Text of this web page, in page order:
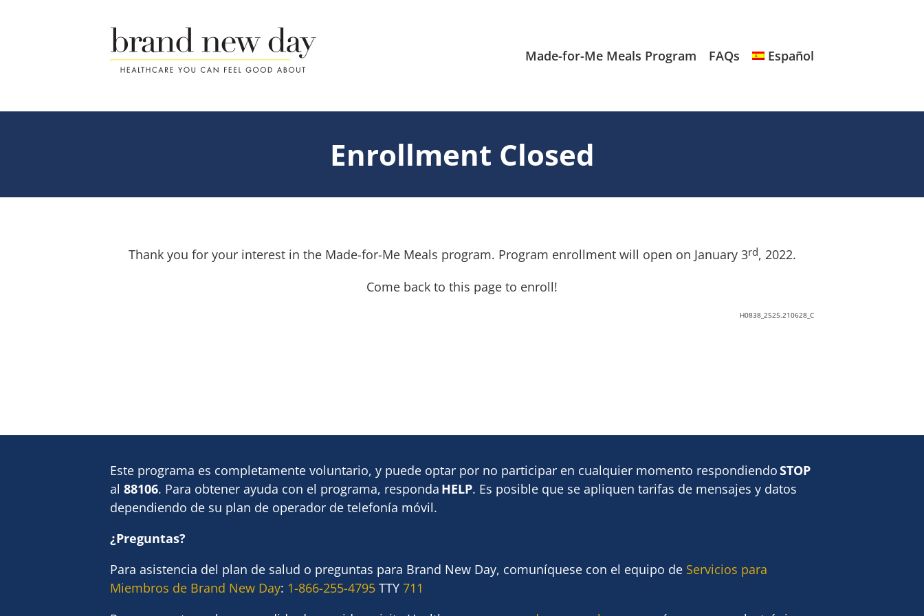
Made-for-Me Meals Program FAQs Español
Enrollment Closed
Thank you for your interest in the Made-for-Me Meals program. Program enrollment will open on January 3rd, 2022.
Come back to this page to enroll!
H0838_2525.210628_C
Este programa es completamente voluntario, y puede optar por no participar en cualquier momento respondiendoSTOP
al 88106. Para obtener ayuda con el programa, responda HELP. Es posible que se apliquen tarifas de mensajes y datos
dependiendo de su plan de operador de telefonía móvil.
¿Preguntas?
Para asistencia del plan de salud o preguntas para Brand New Day, comuníquese con el equipo de Servicios para
Miembros de Brand New Day: 1-866-255-4795 TTY 711